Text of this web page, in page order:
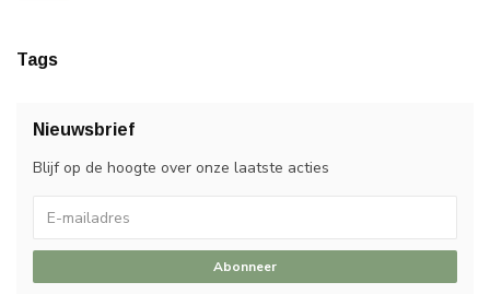
Tags
Nieuwsbrief
Blijf op de hoogte over onze laatste acties
Abonneer